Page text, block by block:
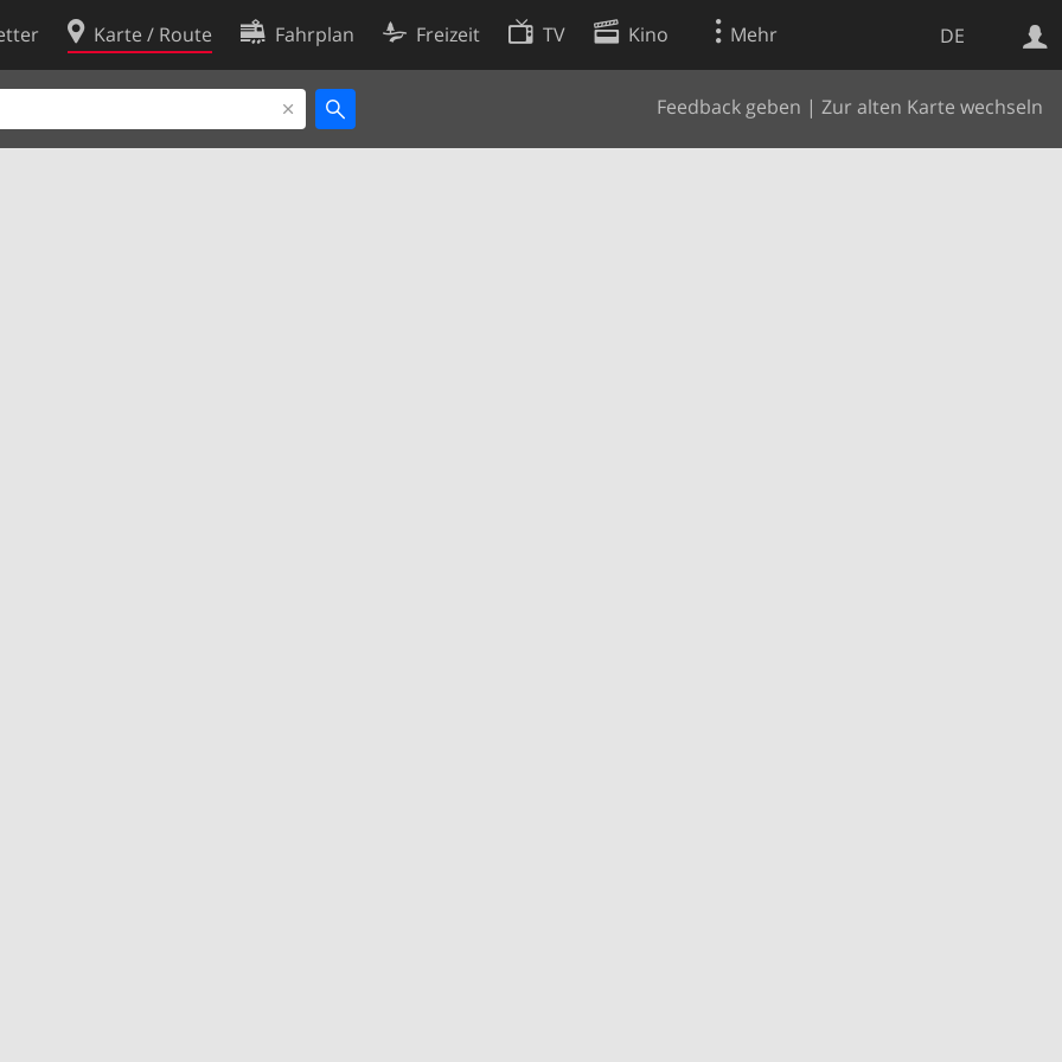
DE
Karte / Route Fahrplan Freizeit TV Kino Mehr
Feedback geben | Zur alten Karte wechseln
Websuche
Cookie-Richtlinie
Cookie-Einstellungen